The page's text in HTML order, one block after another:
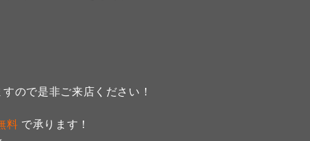
ので是非ご来店ください！
料 で承ります！